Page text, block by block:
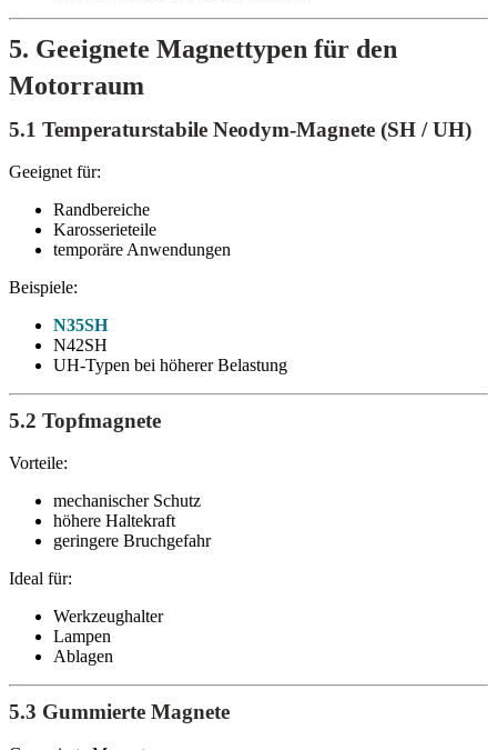
5. Geeignete Magnettypen für den
Motorraum
5.1 Temperaturstabile Neodym-Magnete (SH / UH)
Geeignet für:
Randbereiche
Karosserieteile
temporäre Anwendungen
Beispiele:
N35SH
N42SH
UH-Typen bei höherer Belastung
5.2 Topfmagnete
Vorteile:
mechanischer Schutz
höhere Haltekraft
geringere Bruchgefahr
Ideal für:
Werkzeughalter
Lampen
Ablagen
5.3 Gummierte Magnete